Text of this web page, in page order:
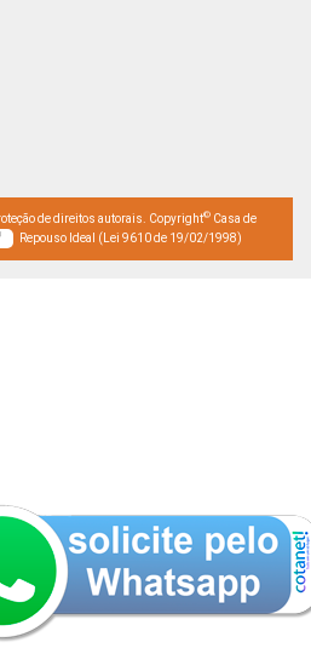
de direitos autorais. Copyright© Casa de
Repouso Ideal (Lei 9610 de 19/02/1998)